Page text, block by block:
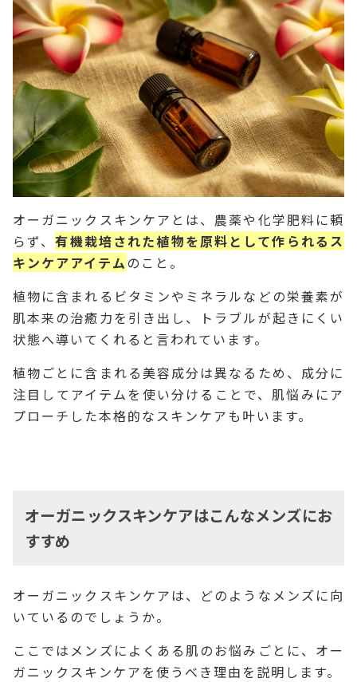
オーガニックスキンケアとは、農薬や化学肥料に頼
らず、有機栽培された植物を原料として作られるス
キンケアアイテムのこと。
植物に含まれるビタミンやミネラルなどの栄養素が
肌本来の治癒力を引き出し、トラブルが起きにくい
状態へ導いてくれると言われています。
植物ごとに含まれる美容成分は異なるため、成分に
注目してアイテムを使い分けることで、肌悩みにア
プローチした本格的なスキンケアも叶います。
オーガニックスキンケアはこんなメンズにお
すすめ
オーガニックスキンケアは、どのようなメンズに向
いているのでしょうか。
ここではメンズによくある肌のお悩みごとに、オー
ガニックスキンケアを使うべき理由を説明します。